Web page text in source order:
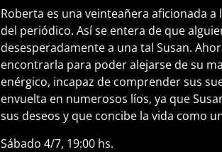
Roberta es una veinteañera aficionada
del periódico. Así se entera de que
desesperadamente a una tal Susan.
encontrarla para poder alejarse de su
enérgico, incapaz de comprender sus
envuelta en numerosos líos, ya que
sus deseos y que concibe la vida como
Sábado 4/7, 19:00 hs.